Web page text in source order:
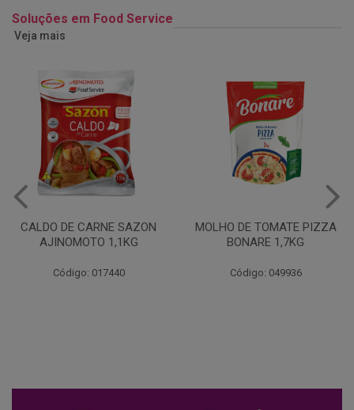
Soluções em Food Service
Veja mais
MOLHO DE TOMATE PIZZA
BONARE 1,7KG
Código: 049936
MARGARINA USO
PROFISSIONAL 80% CUKIN
Código: 062469